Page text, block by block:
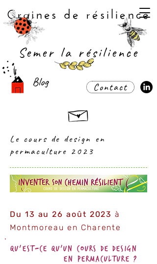
Semer la résilience
Graines de résilience
Contact
Blog
Le cours de design en
permaculture 2023
Du 13 au 26 août 2023à
Montmoreau en Charente
Qu'est-ce qu'un Cours de Design
en permaculture ?